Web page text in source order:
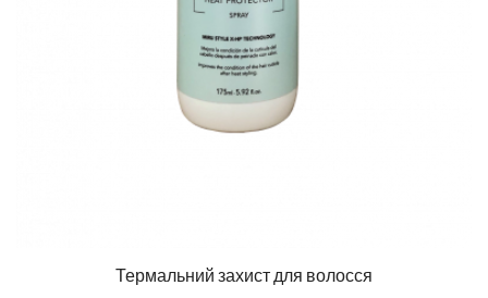
Термальний захист для волосся